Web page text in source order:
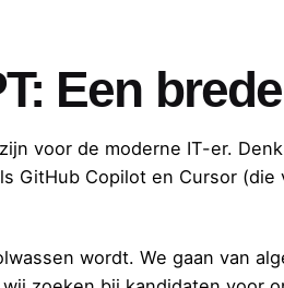
Een
voor de moderne IT-er.
Copilot en Cursor (die
wordt. We gaan van